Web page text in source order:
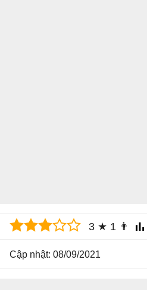
3 ★ 1 👨
Cập nhật: 08/09/2021